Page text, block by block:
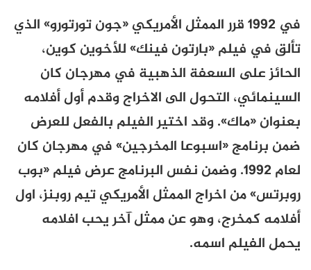
في 1992 قرر
الممثل الأمريكي «جون تورتورو» الذي
تألق في فيلم «بارتون فينك» للأخوين كوين،
الحائز على السعفة الذهبية في مهرجان كان
السينمائي، التحول الى الاخراج وقدم أول أفلامه
بعنوان «ماك». وقد اختير الفيلم بالفعل للعرض
ضمن برنامج «اسبوعا المخرجين» في مهرجان كان
لعام 1992. وضمن نفس البرنامج عرض فيلم «بوب
روبرتس» من اخراج الممثل الأمريكي تيم روبنز، اول
أفلامه كمخرج، وهو عن ممثل آخر يحب افلامه
يحمل الفيلم اسمه.